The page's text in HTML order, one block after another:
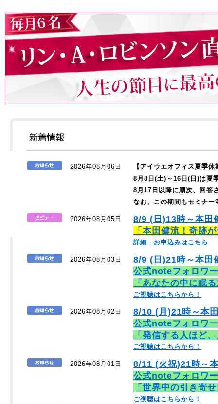
2026年08月06日
【アイウエオフィス夏季
8月8日(土)～16日(日)は夏
8月17日以降に順次、回答
なお、この期間もセミナ
2026年08月05日
8/9 (日)13時～本田
「本田健流！奇跡
詳細・お申込みはこちら
2026年08月03日
8/9 (日)21時～本田
公式noteフォロワ
「あなたの中に眠
ご視聴はこちらから！
2026年08月02日
8/10 (月)21時～本
公式noteフォロワ
「発信する人ほど
ご視聴はこちらから！
2026年08月01日
8/11 (火祝)21時～
公式noteフォロワ
「世界中の引き寄
ご視聴はこちらから！